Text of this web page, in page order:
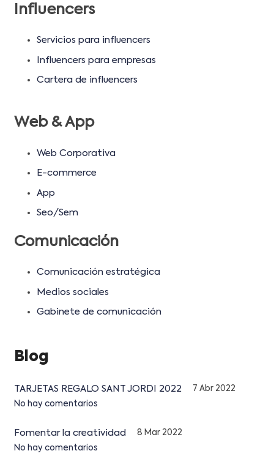
Influencers
Servicios para influencers
Influencers para empresas
Cartera de influencers
Web & App
Web Corporativa
E-commerce
App
Seo/Sem
Comunicación
Comunicación estratégica
Medios sociales
Gabinete de comunicación
Blog
TARJETAS REGALO SANT JORDI 2022
7 Abr 2022
No hay comentarios
Fomentar la creatividad
8 Mar 2022
No hay comentarios